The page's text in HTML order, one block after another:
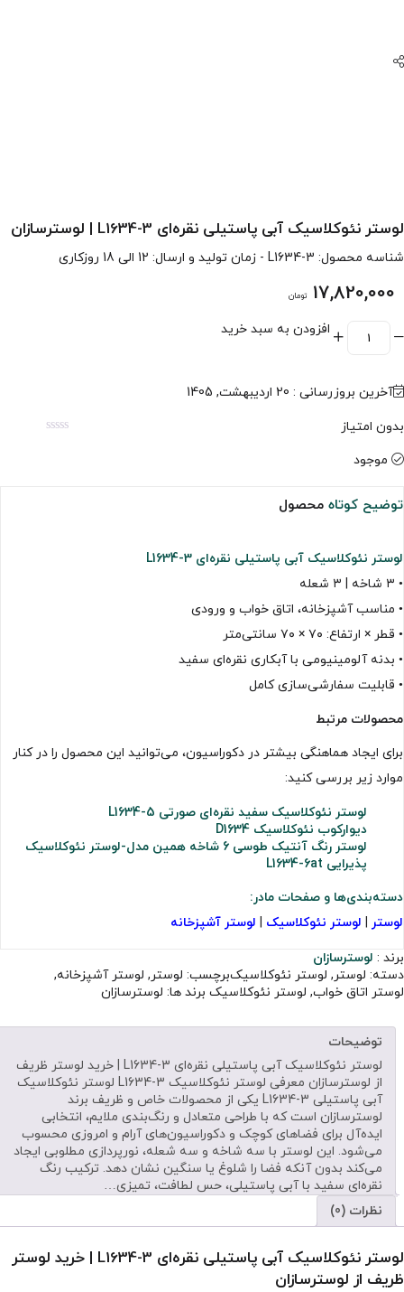
لوستر نئوکلاسیک آبی پاستیلی نقره‌ای L1634-3 | لوسترسازان
شناسه محصول: L1634-3 - زمان تولید و ارسال: 12 الی 18 روزکاری
17,820,000 تومان
افزودن به سبد خرید
آخرین بروزرسانی : 20 اردیبهشت, 1405
بدون امتیاز
موجود
توضیح کوتاه محصول
لوستر نئوکلاسیک آبی پاستیلی نقره‌ای L1634-3
• ۳ شاخه | ۳ شعله
• مناسب آشپزخانه، اتاق خواب و ورودی
• قطر × ارتفاع: ۷۰ × ۷۰ سانتی‌متر
• بدنه آلومینیومی با آبکاری نقره‌ای سفید
• قابلیت سفارشی‌سازی کامل
محصولات مرتبط
برای ایجاد هماهنگی بیشتر در دکوراسیون، می‌توانید این محصول را در کنار
موارد زیر بررسی کنید:
لوستر نئوکلاسیک سفید نقره‌ای صورتی L1634-5
دیوارکوب نئوکلاسیک D1634
لوستر رنگ آنتیک طوسی 6 شاخه همین مدل-لوستر نئوکلاسیک
پذیرایی L1634-6at
دسته‌بندی‌ها و صفحات مادر:
لوستر | لوستر نئوکلاسیک | لوستر آشپزخانه
برند : لوسترسازان
دسته: لوستر, لوستر نئوکلاسیکبرچسب: لوستر, لوستر آشپزخانه,
لوستر اتاق خواب, لوستر نئوکلاسیک برند ها: لوسترسازان
توضیحات
لوستر نئوکلاسیک آبی پاستیلی نقره‌ای L1634-3 | خرید لوستر ظریف
از لوسترسازان معرفی لوستر نئوکلاسیک L1634-3 لوستر نئوکلاسیک
آبی پاستیلی L1634-3 یکی از محصولات خاص و ظریف برند
لوسترسازان است که با طراحی متعادل و رنگ‌بندی ملایم، انتخابی
ایده‌آل برای فضاهای کوچک و دکوراسیون‌های آرام و امروزی محسوب
می‌شود. این لوستر با سه شاخه و سه شعله، نورپردازی مطلوبی ایجاد
می‌کند بدون آنکه فضا را شلوغ یا سنگین نشان دهد. ترکیب رنگ
نقره‌ای سفید با آبی پاستیلی، حس لطافت، تمیزی…
نظرات (0)
لوستر نئوکلاسیک آبی پاستیلی نقره‌ای L1634-3 | خرید لوستر
ظریف از لوسترسازان